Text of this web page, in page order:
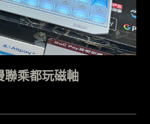
聯乘都玩磁軸